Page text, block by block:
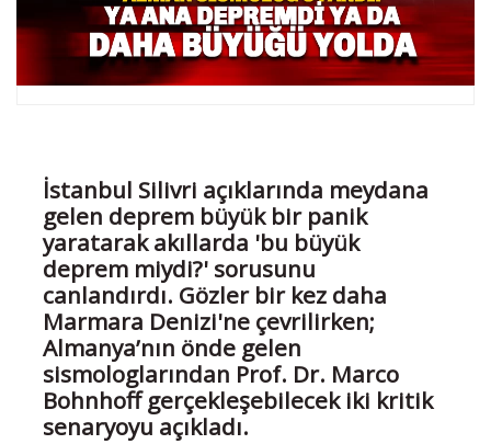
İstanbul Silivri açıklarında meydana
gelen deprem büyük bir panik
yaratarak akıllarda 'bu büyük
deprem miydi?' sorusunu
canlandırdı. Gözler bir kez daha
Marmara Denizi'ne çevrilirken;
Almanya’nın önde gelen
sismologlarından Prof. Dr. Marco
Bohnhoff gerçekleşebilecek iki kritik
senaryoyu açıkladı.